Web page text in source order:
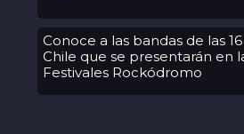
Conoce a las bandas de las
Chile que se presentarán en
Festivales Rockódromo